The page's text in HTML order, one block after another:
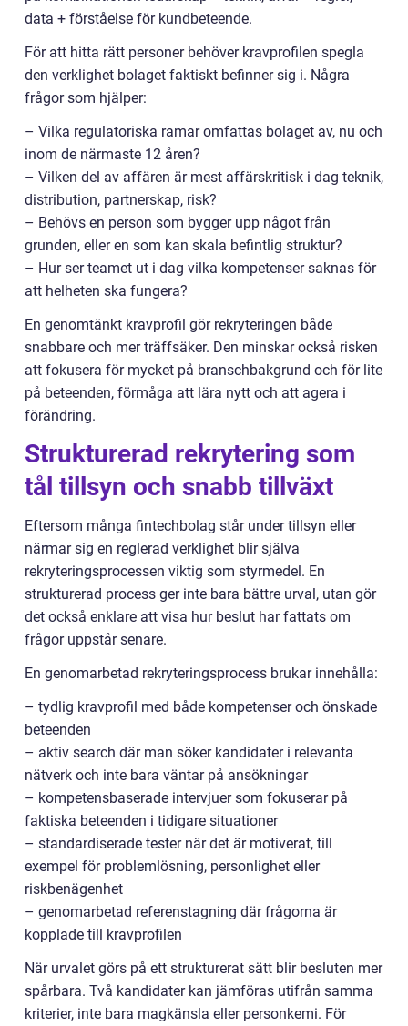
data + förståelse för kundbeteende.
För att hitta rätt personer behöver kravprofilen spegla
den verklighet bolaget faktiskt befinner sig i. Några
frågor som hjälper:
– Vilka regulatoriska ramar omfattas bolaget av, nu och
inom de närmaste 12 åren?
– Vilken del av affären är mest affärskritisk i dag teknik,
distribution, partnerskap, risk?
– Behövs en person som bygger upp något från
grunden, eller en som kan skala befintlig struktur?
– Hur ser teamet ut i dag vilka kompetenser saknas för
att helheten ska fungera?
En genomtänkt kravprofil gör rekryteringen både
snabbare och mer träffsäker. Den minskar också risken
att fokusera för mycket på branschbakgrund och för lite
på beteenden, förmåga att lära nytt och att agera i
förändring.
Strukturerad rekrytering som
tål tillsyn och snabb tillväxt
Eftersom många fintechbolag står under tillsyn eller
närmar sig en reglerad verklighet blir själva
rekryteringsprocessen viktig som styrmedel. En
strukturerad process ger inte bara bättre urval, utan gör
det också enklare att visa hur beslut har fattats om
frågor uppstår senare.
En genomarbetad rekryteringsprocess brukar innehålla:
– tydlig kravprofil med både kompetenser och önskade
beteenden
– aktiv search där man söker kandidater i relevanta
nätverk och inte bara väntar på ansökningar
– kompetensbaserade intervjuer som fokuserar på
faktiska beteenden i tidigare situationer
– standardiserade tester när det är motiverat, till
exempel för problemlösning, personlighet eller
riskbenägenhet
– genomarbetad referenstagning där frågorna är
kopplade till kravprofilen
När urvalet görs på ett strukturerat sätt blir besluten mer
spårbara. Två kandidater kan jämföras utifrån samma
kriterier, inte bara magkänsla eller personkemi. För